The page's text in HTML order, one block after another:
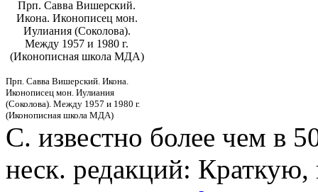
Прп. Савва Вишерский.
Икона. Иконописец мон.
Иулиания (Соколова).
Между 1957 и 1980 г.
(Иконописная школа МДА)
Прп. Савва Вишерский. Икона.
Иконописец мон. Иулиания
(Соколова). Между 1957 и 1980 г.
(Иконописная школа МДА)
С. известно более чем в
неск. редакций: